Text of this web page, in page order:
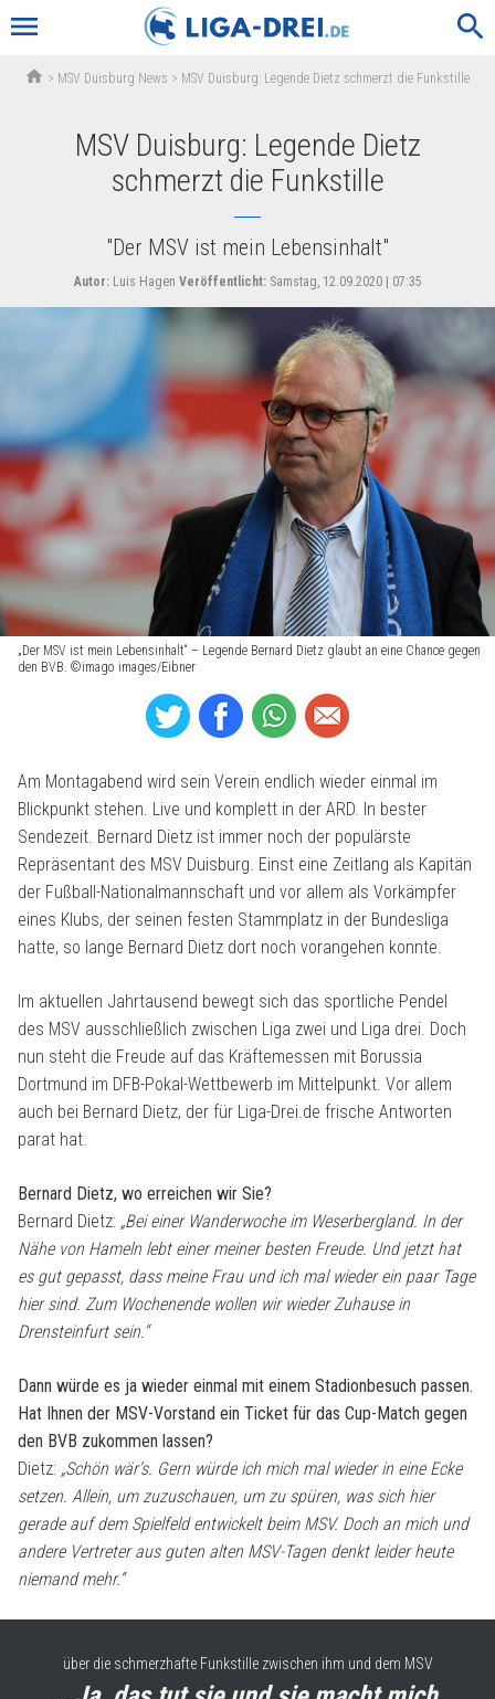
menu search
home > MSV Duisburg News > MSV Duisburg: Legende Dietz schmerzt die Funkstille
MSV Duisburg: Legende Dietz
schmerzt die Funkstille
"Der MSV ist mein Lebensinhalt"
Autor:Luis Hagen Veröffentlicht:Samstag, 12.09.2020 | 07:35
„Der MSV ist mein Lebensinhalt“ – Legende Bernard Dietz glaubt an eine Chance gegen
den BVB. ©imago images/Eibner
Am Montagabend wird sein Verein endlich wieder einmal im
Blickpunkt stehen. Live und komplett in der ARD. In bester
Sendezeit. Bernard Dietz ist immer noch der populärste
Repräsentant des MSV Duisburg. Einst eine Zeitlang als Kapitän
der Fußball-Nationalmannschaft und vor allem als Vorkämpfer
eines Klubs, der seinen festen Stammplatz in der Bundesliga
hatte, so lange Bernard Dietz dort noch vorangehen konnte.
Im aktuellen Jahrtausend bewegt sich das sportliche Pendel
des MSV ausschließlich zwischen Liga zwei und Liga drei. Doch
nun steht die Freude auf das Kräftemessen mit Borussia
Dortmund im DFB-Pokal-Wettbewerb im Mittelpunkt. Vor allem
auch bei Bernard Dietz, der für Liga-Drei.de frische Antworten
parat hat.
Bernard Dietz, wo erreichen wir Sie?
Bernard Dietz: „Bei einer Wanderwoche im Weserbergland. In der
Nähe von Hameln lebt einer meiner besten Freude. Und jetzt hat
es gut gepasst, dass meine Frau und ich mal wieder ein paar Tage
hier sind. Zum Wochenende wollen wir wieder Zuhause in
Drensteinfurt sein.“
Dann würde es ja wieder einmal mit einem Stadionbesuch passen.
Hat Ihnen der MSV-Vorstand ein Ticket für das Cup-Match gegen
den BVB zukommen lassen?
Dietz: „Schön wär’s. Gern würde ich mich mal wieder in eine Ecke
setzen. Allein, um zuzuschauen, um zu spüren, was sich hier
gerade auf dem Spielfeld entwickelt beim MSV. Doch an mich und
andere Vertreter aus guten alten MSV-Tagen denkt leider heute
niemand mehr.“
über die schmerzhafte Funkstille zwischen ihm und dem MSV